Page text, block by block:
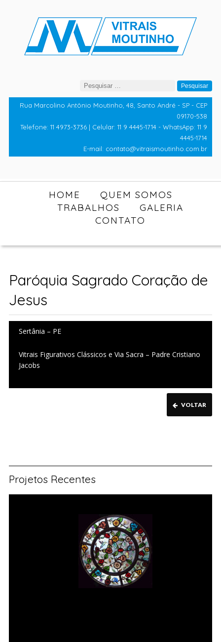
Pesquisar
por:
Rua Marcolino Antônio Moutinho, 48, Santo André - SP - CEP
09170-538
Telefone: 11 4973-3736 | Celular: 11 9 4445-1714 - WhatsApp: 11 9
4445-1714
E-mail: contato@vitraismoutinho.com.br
HOME
QUEM SOMOS
TRABALHOS
GALERIA
CONTATO
Paróquia Sagrado Coração de
Jesus
Sertânia – PE
Vitrais Figurativos Clássicos e Via Sacra – Padre Cristiano
Jacobs
VOLTAR
Projetos Recentes